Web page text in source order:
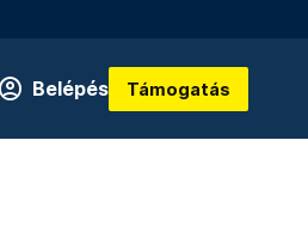
Belépés Támogatás